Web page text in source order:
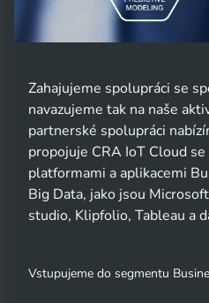
Zahajujeme spolupráci se
navazujeme tak na naše
partnerské spolupráci
propojuje CRA IoT Cloud
platformami a aplikacemi
Big Data, jako jsou
studio, Klipfolio, Tableau a
Vstupujeme do segmentu